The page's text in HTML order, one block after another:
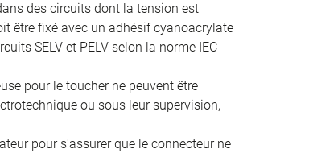
des circuits dont la tension est
être fixé avec un adhésif cyanoacrylate
SELV et PELV selon la norme IEC
pour le toucher ne peuvent être
ou sous leur supervision,
pour s'assurer que le connecteur ne